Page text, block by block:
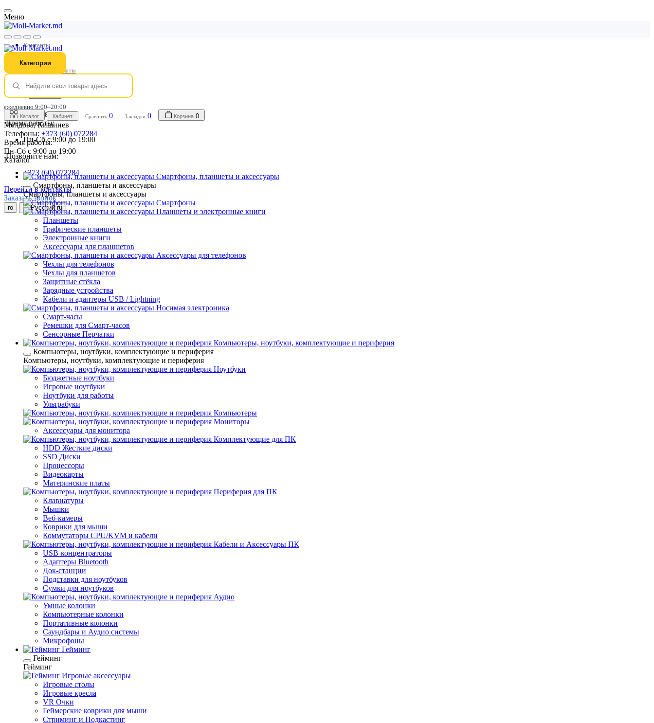
Меню
Контакты
Способы оплаты
Гарантия
Лояльность
ежедневно 9:00–20:00
+373 (60) 072284
Время работы:
Пн-Сб с 9:00 до 19:00
Позвоните нам:
+373 (60) 072284
Перейти в контакты
Заказать звонок
ro ru
Категории
Каталог Кабинет Сравнить 0 Закладки 0 Корзина 0
Молдова, Кишинев
Телефоны: +373 (60) 072284
Время работы:
Пн-Сб с 9:00 до 19:00
Каталог
Смартфоны, планшеты и аксессуары
Смартфоны, планшеты и аксессуары
Смартфоны, планшеты и аксессуары
Смартфоны
Планшеты и электронные книги
Планшеты
Графические планшеты
Электронные книги
Аксессуары для планшетов
Аксессуары для телефонов
Чехлы для телефонов
Чехлы для планшетов
Защитные стёкла
Зарядные устройства
Кабели и адаптеры USB / Lightning
Носимая электроника
Смарт-часы
Ремешки для Смарт-часов
Сенсорные Перчатки
Компьютеры, ноутбуки, комплектующие и периферия
Компьютеры, ноутбуки, комплектующие и периферия
Компьютеры, ноутбуки, комплектующие и периферия
Ноутбуки
Бюджетные ноутбуки
Игровые ноутбуки
Ноутбуки для работы
Ультрабуки
Компьютеры
Мониторы
Аксессуары для монитора
Комплектующие для ПК
HDD Жесткие диски
SSD Диски
Процессоры
Видеокарты
Материнские платы
Периферия для ПК
Клавиатуры
Мышки
Веб-камеры
Коврики для мыши
Коммутаторы CPU/KVM и кабели
Кабели и Аксессуары ПК
USB-концентраторы
Адаптеры Bluetooth
Док-станции
Подставки для ноутбуков
Сумки для ноутбуков
Аудио
Умные колонки
Компьютерные колонки
Портативные колонки
Саундбары и Аудио системы
Микрофоны
Гейминг
Гейминг
Гейминг
Игровые аксессуары
Игровые столы
Игровые кресла
VR Очки
Геймерские коврики для мыши
Стриминг и Подкастинг